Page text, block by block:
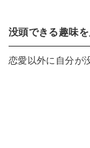
没頭できる趣味
恋愛以外に自分が